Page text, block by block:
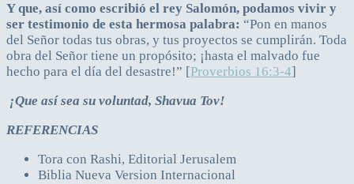
Y que, así como escribió el rey Salomón, podamos vivir y
ser testimonio de esta hermosa palabra: “Pon en manos
del Señor todas tus obras, y tus proyectos se cumplirán. Toda
obra del Señor tiene un propósito; ¡hasta el malvado fue
hecho para el día del desastre!” [Proverbios 16:3-4]
¡Que así sea su voluntad, Shavua Tov!
REFERENCIAS
Tora con Rashi, Editorial Jerusalem
Biblia Nueva Version Internacional